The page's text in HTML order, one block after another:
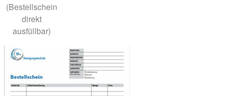
(Bestellschein
direkt
ausfüllbar)